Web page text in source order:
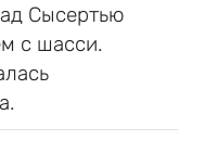
Сысертью
с шасси.